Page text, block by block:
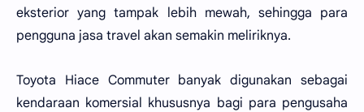
eksterior yang tampak lebih mewah, sehingga para
pengguna jasa travel akan semakin meliriknya.
Toyota Hiace Commuter banyak digunakan sebagai
kendaraan komersial khususnya bagi para pengusaha